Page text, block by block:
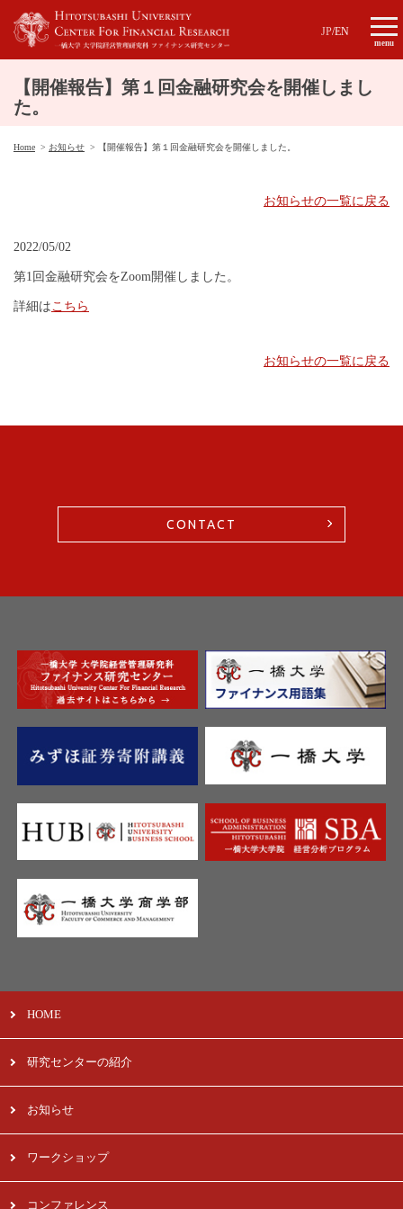
JP/EN
menu
【開催報告】第１回金融研究会を開催しまし
た。
Home お知らせ 【開催報告】第１回金融研究会を開催しました。
お知らせの一覧に戻る
2022/05/02
第1回金融研究会をZoom開催しました。
詳細はこちら
お知らせの一覧に戻る
CONTACT
HOME
研究センターの紹介
お知らせ
ワークショップ
コンファレンス